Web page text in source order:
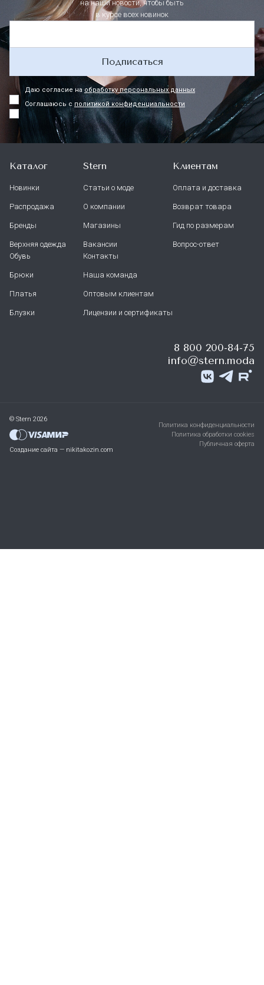
на наши новости, чтобы быть
в курсе всех новинок
Подписаться
Даю согласие наобработку персональных данных
Соглашаюсь с политикой конфиденциальности
Каталог
Новинки
Распродажа
Бренды
Верхняя одежда
Обувь
Брюки
Платья
Блузки
Stern
Статьи о моде
О компании
Магазины
Вакансии
Контакты
Наша команда
Оптовым клиентам
Лицензии и сертификаты
Клиентам
Оплата и доставка
Возврат товара
Гид по размерам
Вопрос-ответ
8 800 200-84-75
info@stern.moda
© Stern 2026
Создание сайта — nikitakozin.com
Политика конфиденциальности
Политика обработки cookies
Публичная оферта